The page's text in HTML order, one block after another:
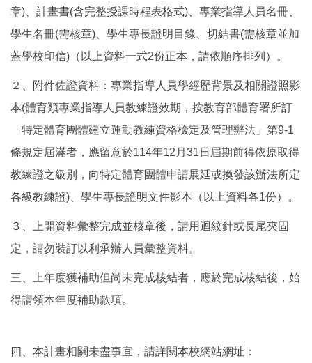
章)、計畫書(含完整授課時程表格式)、專業指導人員名冊、
學生名冊(需核章)、學生專長證明目錄、切結書(需核章並加
蓋學校印信)（以上資料一式2份正本，請依順序排列）。
２、附件佐證資料：專業指導人員學經歷背景及相關證照影
本(體育類專業指導人員教練證效期，按教育部體育署所訂
「特定體育團體建立運動教練資格檢定及管理辦法」第9-1
條規定屆滿者，應留意於114年12月31日屆期前得依原取得
教練證之級別，向特定體育團體申請展延或換發該辦法所定
各級教練證)、學生專長證明文件影本（以上資料各1份）。
３、上開資料彙整完成並核章後，請用迴紋針或長尾夾固
定，請勿裝訂以利承辦人員彙整資料。
三、上年度獲補助但尚未完成核結者，應於完成核結後，始
得請領本年度補助款項。
四、本計畫相關未盡事宜，請詳閱本校網站網址：